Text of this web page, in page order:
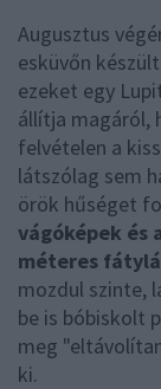
Augusztus
esküvőn
ezeket egy
állítja magáról,
felvételen a
látszólag sem
örök hűséget
vágóképek és
méteres
mozdul szinte,
be is bóbiskolt
meg
ki.